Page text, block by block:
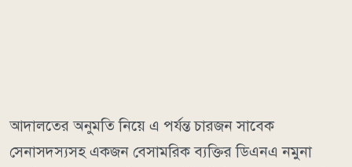
আদালতের অনুমতি নিয়ে এ পর্যন্ত চারজন সাবেক
সেনাসদস্যসহ একজন বেসামরিক ব্যক্তির ডিএনএ নমুনা